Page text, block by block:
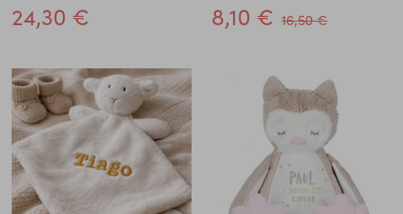
24,30 € 8,10 € 16,50 €